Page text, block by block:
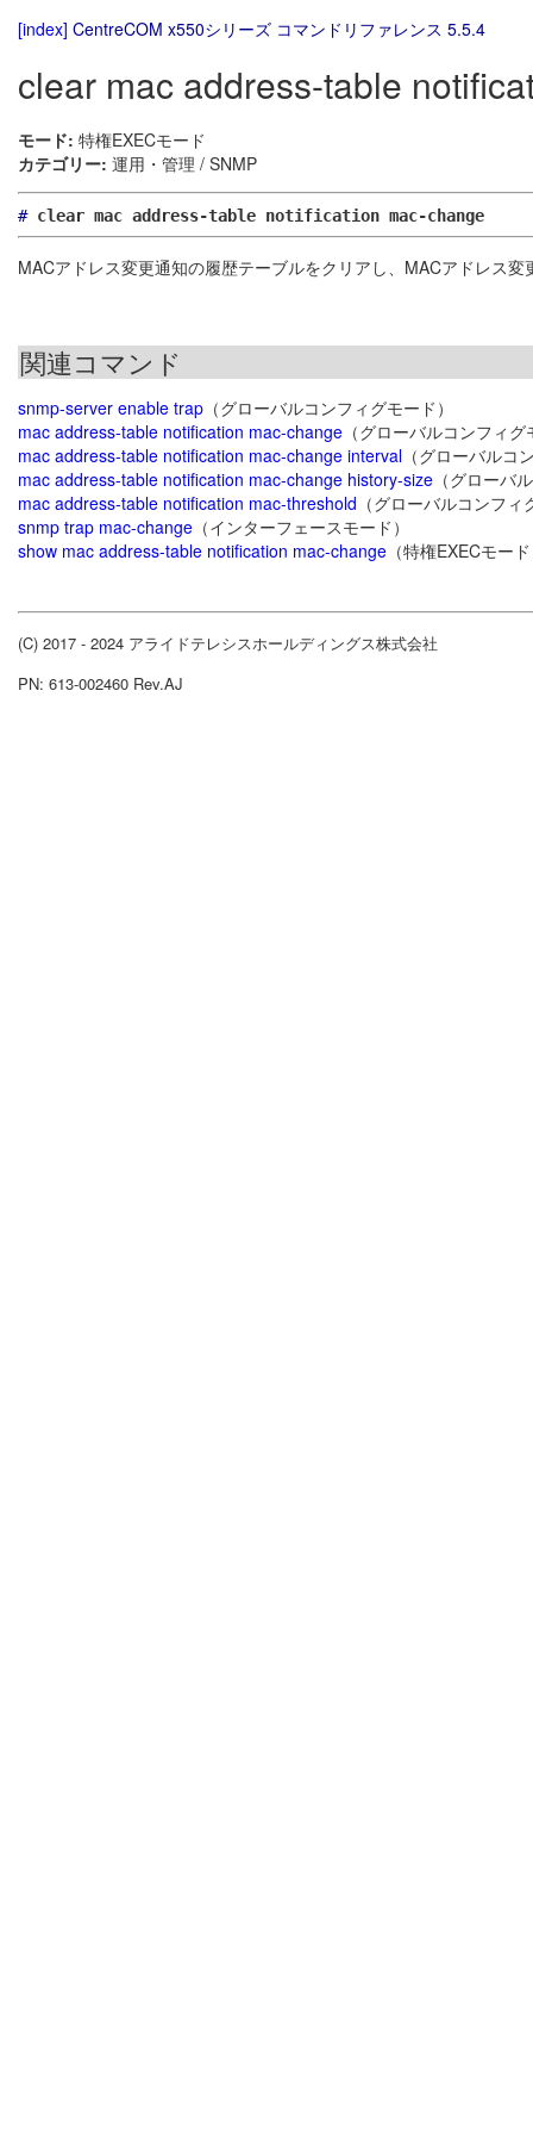
[index] CentreCOM x550シリーズ コマンドリファレンス 5.5.4
clear mac address-table
モード: 特権EXECモード
カテゴリー: 運用・管理 / SNMP
# clear mac address-table notification mac-change
MACアドレス変更通知の履歴テーブルをクリアし、MACアドレス
関連コマンド
snmp-server enable trap （グローバルコンフィグモード）
mac address-table notification mac-change （グローバルコンフィ
mac address-table notification mac-change interval （グローバルコ
mac address-table notification mac-change history-size （グローバ
mac address-table notification mac-threshold （グローバルコンフィ
snmp trap mac-change （インターフェースモード）
show mac address-table notification mac-change （特権EXECモー
(C) 2017 - 2024 アライドテレシスホールディングス株式会社
PN: 613-002460 Rev.AJ